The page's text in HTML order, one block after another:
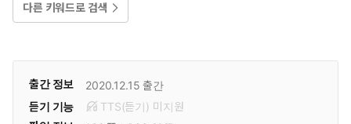
다른 키워드로 검색
출간 정보 2020.12.15 출간
듣기 기능
TTS(듣기) 미 지원